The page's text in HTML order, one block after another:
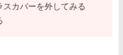
カバーを外してみる